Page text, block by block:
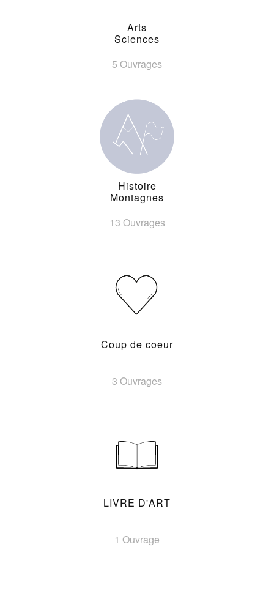
Arts
Sciences
5 Ouvrages
Histoire
Montagnes
13 Ouvrages
Coup de coeur
3 Ouvrages
LIVRE D'ART
1 Ouvrage